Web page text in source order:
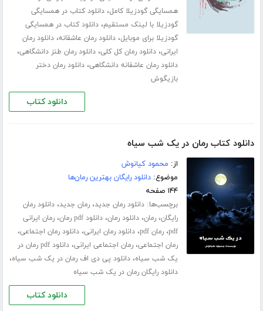
همسایگی گودزیلا کامل،دانلود کتاب در همسایگی
گودزیلا با لینک مستقیم،دانلود کتاب در همسایگی
گودزیلا برای موبایل،دانلود رمان عاشقانه،دانلود رمان
ایرانی،دانلود رمان کل کلی،دانلود رمان طنز دانشگاهی،
دانلود رمان عاشقانه دانشگاهی،دانلود رمان دختر
بازیگوش
دانلود کتاب
دانلود کتاب رمان در یک شب سیاه
از: محمود کیانوش
موضوع:دانلود رایگان بهترین رمان‌ها
۱۴۴ صفحه
برچسب‌ها:دانلود رمان جدید،رمان جدید،دانلود رمان
رایگان،رمان،دانلود رمان،دانلود pdf رمان ،رمان ایرانی
pdf،رمان pdf ،دانلود رمان ایرانی،دانلود رمان اجتماعی،
رمان اجتماعی،رمان اجتماعی ایرانی،
دانلود pdf رمان در
یک شب سیاه،دانلود پی دی اف رمان در یک شب سیاه،
دانلود رایگان رمان در یک شب سیاه
دانلود کتاب